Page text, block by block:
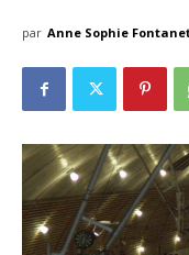
par Anne Sophie